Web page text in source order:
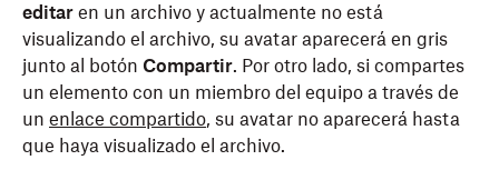
editar en un archivo y actualmente no está
visualizando el archivo, su avatar aparecerá en gris
junto al botón Compartir. Por otro lado, si compartes
un elemento con un miembro del equipo a través de
un enlace compartido, su avatar no aparecerá hasta
que haya visualizado el archivo.